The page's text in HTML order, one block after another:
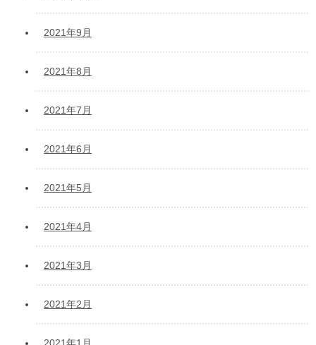
2021年9月
2021年8月
2021年7月
2021年6月
2021年5月
2021年4月
2021年3月
2021年2月
2021年1月